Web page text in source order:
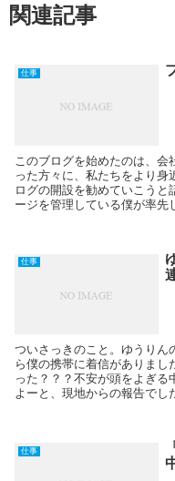
関連記事
仕事
このブログを始めたのは、会
った方々に、私たちをより
ログの開設を勧めていこう
ージを管理している僕が率先
仕事
ついさっきのこと。ゆうりん
ら僕の携帯に着信がありまし
った？？？不安が頭をよぎ
よーと、現地からの報告でし
仕事